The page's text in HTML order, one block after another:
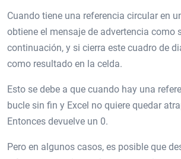
Cuando tiene una referencia circular en
obtiene el mensaje de advertencia como
continuación, y si cierra este cuadro de
como resultado en la celda.
Esto se debe a que cuando hay una
bucle sin fin y Excel no quiere quedar
Entonces devuelve un 0.
Pero en algunos casos, es posible que